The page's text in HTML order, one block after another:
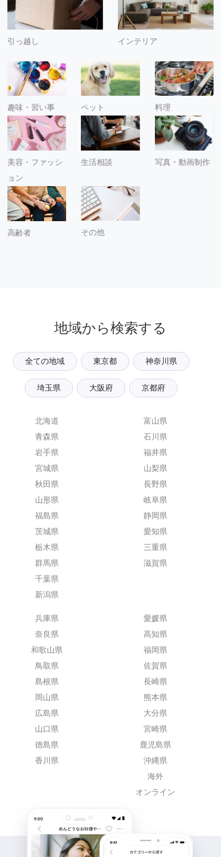
引っ越し インテリア
趣味・習い事 ペット 料理
美容・ファッシ
ョン
生活相談 写真・動画制作
高齢者 その他
地域から検索する
全ての地域 東京都 神奈川県
埼玉県 大阪府 京都府
北海道
青森県
岩手県
宮城県
秋田県
山形県
福島県
茨城県
栃木県
群馬県
千葉県
新潟県
富山県
石川県
福井県
山梨県
長野県
岐阜県
静岡県
愛知県
三重県
滋賀県
兵庫県
奈良県
和歌山県
鳥取県
島根県
岡山県
広島県
山口県
徳島県
香川県
愛媛県
高知県
福岡県
佐賀県
長崎県
熊本県
大分県
宮崎県
鹿児島県
沖縄県
海外
オンライン